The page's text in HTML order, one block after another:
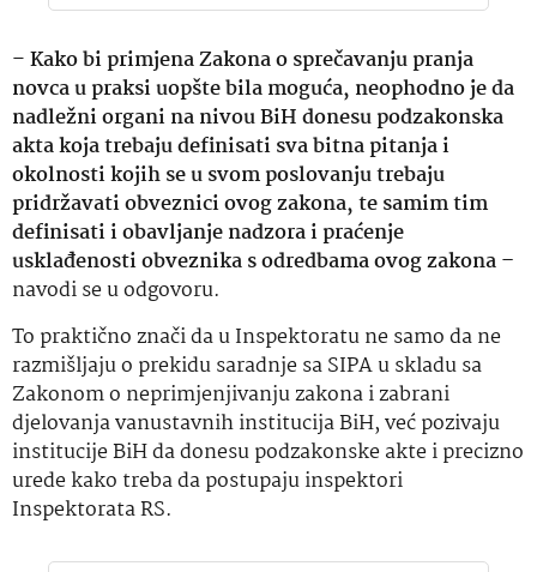
–Kako bi primjena Zakona o sprečavanju pranja
novca u praksi uopšte bila moguća, neophodno je da
nadležni organi na nivou BiH donesu podzakonska
akta koja trebaju definisati sva bitna pitanja i
okolnosti kojih se u svom poslovanju trebaju
pridržavati obveznici ovog zakona, te samim tim
definisati i obavljanje nadzora i praćenje
usklađenosti obveznika s odredbama ovog zakona –
navodi se u odgovoru.
To praktično znači da u Inspektoratu ne samo da ne
razmišljaju o prekidu saradnje sa SIPA u skladu sa
Zakonom o neprimjenjivanju zakona i zabrani
djelovanja vanustavnih institucija BiH, već pozivaju
institucije BiH da donesu podzakonske akte i precizno
urede kako treba da postupaju inspektori
Inspektorata RS.